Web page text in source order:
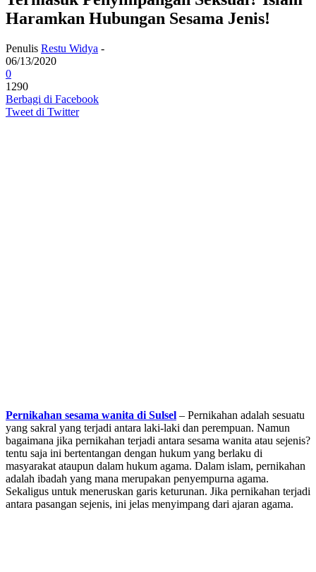
Haramkan Hubungan Sesama Jenis!
Penulis Restu Widya -
06/13/2020
0
1290
Berbagi di Facebook
Tweet di Twitter
Pernikahan sesama wanita di Sulsel – Pernikahan adalah sesuatu
yang sakral yang terjadi antara laki-laki dan perempuan. Namun
bagaimana jika pernikahan terjadi antara sesama wanita atau sejenis?
tentu saja ini bertentangan dengan hukum yang berlaku di
masyarakat ataupun dalam hukum agama. Dalam islam, pernikahan
adalah ibadah yang mana merupakan penyempurna agama.
Sekaligus untuk meneruskan garis keturunan. Jika pernikahan terjadi
antara pasangan sejenis, ini jelas menyimpang dari ajaran agama.